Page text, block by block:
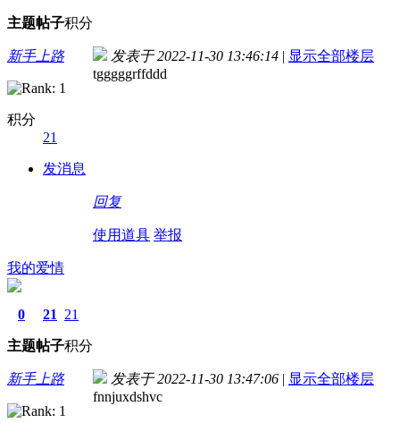
主题帖子积分
新手上路
积分
21
发消息
发表于 2022-11-30 13:46:14 | 显示全部楼层
tgggggrffddd
回复
使用道具 举报
我的爱情
0
主题
21
帖子
21
积分
新手上路 发表于 2022-11-30 13:47:06 | 显示全部楼层
fnnjuxdshvc